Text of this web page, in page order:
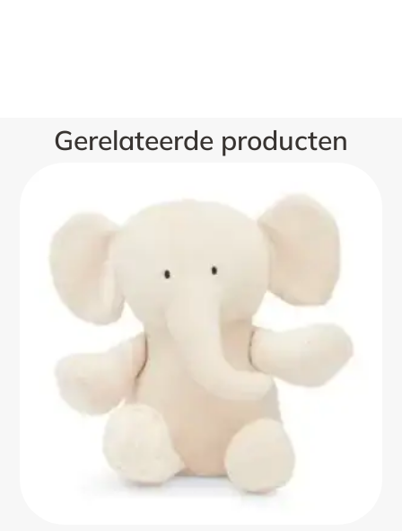
Gerelateerde producten